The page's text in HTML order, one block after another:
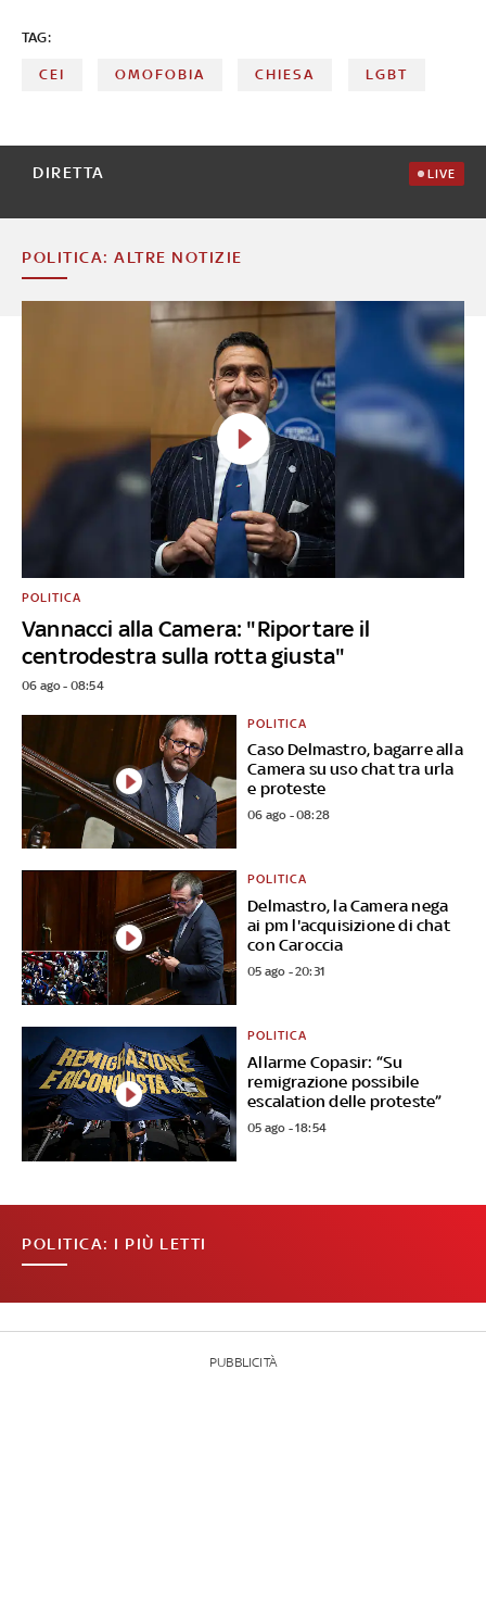
TAG:
CEI OMOFOBIA CHIESA LGBT
DIRETTA LIVE
POLITICA: ALTRE NOTIZIE
Vannacci alla Camera: "Riportare il
centrodestra sulla rotta giusta"
POLITICA
06 ago - 08:54
Caso Delmastro, bagarre alla
Camera su uso chat tra urla
e proteste
POLITICA
06 ago - 08:28
Delmastro, la Camera nega
ai pm l'acquisizione di chat
con Caroccia
POLITICA
05 ago - 20:31
Allarme Copasir: “Su
remigrazione possibile
escalation delle proteste”
POLITICA
05 ago - 18:54
POLITICA: I PIÙ LETTI
PUBBLICITÀ